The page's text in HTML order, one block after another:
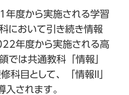
度から実施される学習
において引き続き情報
年度から実施される高
では共通教科「情報」
科目として、「情報II」
入されます。